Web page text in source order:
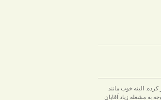
البته خوب مانند
مشغله زیاد آقایان